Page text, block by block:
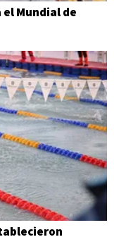
Mundial de